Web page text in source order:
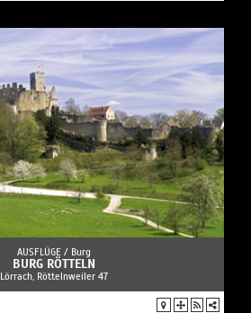
AUSFLÜGE / Burg
BURG RÖTTELN
Lörrach, Röttelnweiler 47